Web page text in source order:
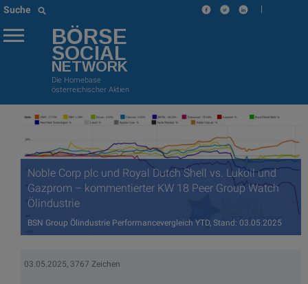
Suche |
BÖRSE
SOCIAL
NETWORK
Die Homebase
österreichischer Aktien
Noble Corp plc und Royal Dutch Shell vs. Lukoil und
Gazprom – kommentierter KW 18 Peer Group Watch
Ölindustrie
BSN Group Ölindustrie Performancevergleich YTD, Stand: 03.05.2025
03.05.2025, 3767 Zeichen